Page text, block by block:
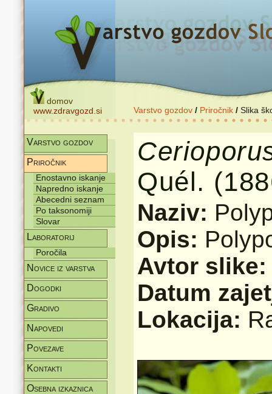
domov
www.zdravgozd.si
Varstvo gozdov / Priročnik / Slika
Varstvo gozdov
Priročnik
Enostavno iskanje
Napredno iskanje
Abecedni seznam
Po taksonomiji
Slovar
Laboratorij
Poročila
Novice iz varstva
Dogodki
Gradivo
Napovedi
Povezave
Kontakti
Osebna izkaznica
Quél.
Naziv:
Opis:
Avtor
Datum
Lokacija: